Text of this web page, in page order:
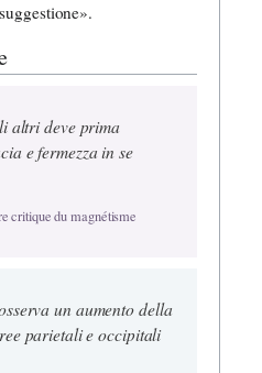
altri deve prima
e fermezza in se
critique du magnétisme
un aumento della
parietali e occipitali